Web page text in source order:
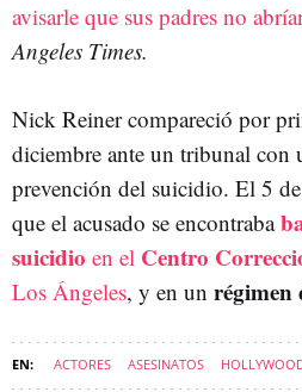
avisarle que sus padres no
Angeles Times.
Nick Reiner compareció por
diciembre ante un tribunal con
prevención del suicidio. El 5
que el acusado se encontraba
suicidio en el Centro
Los Ángeles, y en un régimen
ACTORES ASESINATOS